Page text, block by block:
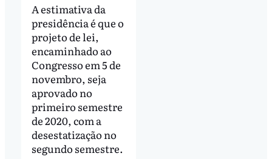
A estimativa da
presidência é que o
projeto de lei,
encaminhado ao
Congresso em 5 de
novembro, seja
aprovado no
primeiro semestre
de 2020, com a
desestatização no
segundo semestre.